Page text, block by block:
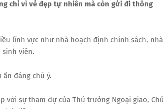
chỉ vì vẻ đẹp tự nhiên mà còn gửi đi thông
lĩnh vực như nhà hoạch định chính sách, nhà
viên.
đáng chú ý.
với sự tham dự của Thứ trưởng Ngoại giao,